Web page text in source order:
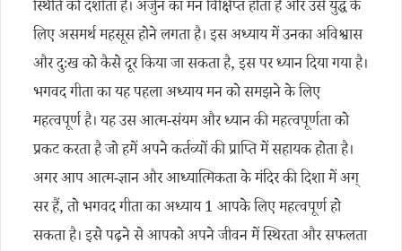
स्थिति को दर्शाता है। अर्जुन का मन विक्षिप्त होता है और उसे युद्ध के
लिए असमर्थ महसूस होने लगता है। इस अध्याय में उनका अविश्वास
और दुःख को कैसे दूर किया जा सकता है, इस पर ध्यान दिया गया है।
भगवद गीता का यह पहला अध्याय मन को समझने के लिए
महत्वपूर्ण है। यह उस आत्म-संयम और ध्यान की महत्वपूर्णता को
प्रकट करता है जो हमें अपने कर्तव्यों की प्राप्ति में सहायक होता है।
अगर आप आत्म-ज्ञान और आध्यात्मिकता के मंदिर की दिशा में अग्
सर हैं, तो भगवद गीता का अध्याय 1 आपके लिए महत्वपूर्ण हो
सकता है। इसे पढ़ने से आपको अपने जीवन में स्थिरता और सफलता